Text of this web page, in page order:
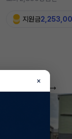
지원금
×